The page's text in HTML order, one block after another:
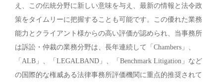
え、この伝統分野に新しい意味を与え、最新の情報と法令政
策をタイムリーに把握することも可能です。この優れた業務
能力とクライアント様からの高い評価が認められ、当事務所
は訴訟・仲裁の業務分野は、長年連続して「Chambers」、
「ALB」、「LEGALBAND」、「Benchmark Litigation」など
の国際的な権威ある法律事務所評価機関に重点的推奨されて